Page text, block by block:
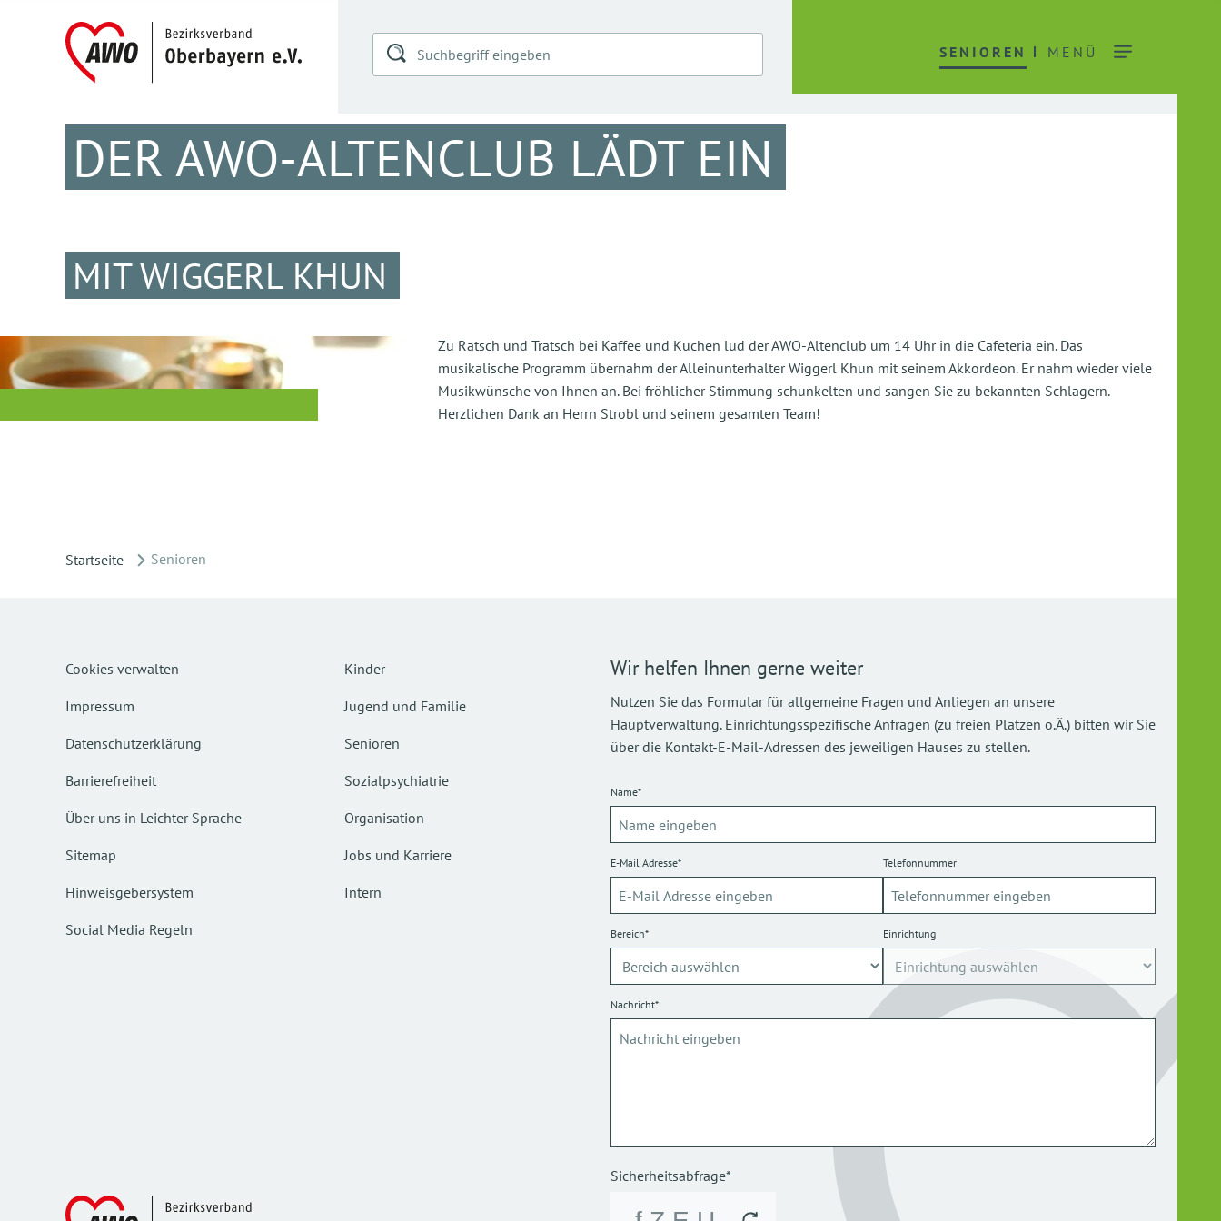
SENIOREN MENÜ
DER AWO-ALTENCLUB LÄDT EIN
MIT WIGGERL KHUN
Zu Ratsch und Tratsch bei Kaffee und Kuchen lud der AWO-Altenclub um 14 Uhr in die Cafeteria ein. Das
musikalische Programm übernahm der Alleinunterhalter Wiggerl Khun mit seinem Akkordeon. Er nahm wieder viele
Musikwünsche von Ihnen an. Bei fröhlicher Stimmung schunkelten und sangen Sie zu bekannten Schlagern.
Herzlichen Dank an Herrn Strobl und seinem gesamten Team!
Startseite Senioren
Cookies verwalten
Impressum
Datenschutzerklärung
Barrierefreiheit
Über uns in Leichter Sprache
Sitemap
Hinweisgebersystem
Social Media Regeln
Kinder
Jugend und Familie
Senioren
Sozialpsychiatrie
Organisation
Jobs und Karriere
Intern
Wir helfen Ihnen gerne weiter
Nutzen Sie das Formular für allgemeine Fragen und Anliegen an unsere
Hauptverwaltung. Einrichtungsspezifische Anfragen (zu freien Plätzen o.Ä.) bitten wir Sie
über die Kontakt-E-Mail-Adressen des jeweiligen Hauses zu stellen.
Name*
E-Mail Adresse* Telefonnummer
Bereich* Einrichtung
Nachricht*
Sicherheitsabfrage*